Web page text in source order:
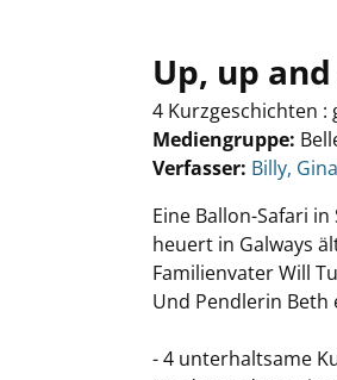
Up, up
4 Kurzgeschichten :
Mediengruppe:
Verfasser: Suche
Billy,
Eine Ballon-Safari
heuert in Galways
Familienvater Will
Und Pendlerin Beth
- 4 unterhaltsame